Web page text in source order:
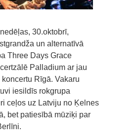
30.oktobrī,
un alternatīvā
Three Days Grace
Palladium ar jau
Rīgā. Vakaru
iesildīs rokgrupa
ceļos uz Latviju no Ķelnes
bet patiesībā mūziķi par